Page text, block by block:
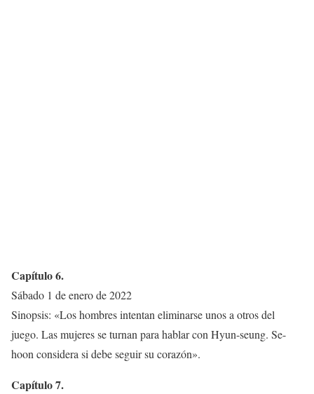
Capítulo 6.
Sábado 1 de enero de 2022
Sinopsis: «Los hombres intentan eliminarse unos a otros del
juego. Las mujeres se turnan para hablar con Hyun-seung. Se-
hoon considera si debe seguir su corazón».
Capítulo 7.